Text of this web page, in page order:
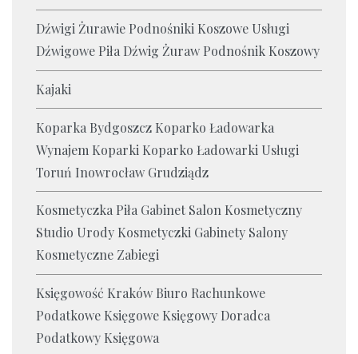
Dźwigi Żurawie Podnośniki Koszowe Usługi
Dźwigowe Piła Dźwig Żuraw Podnośnik Koszowy
Kajaki
Koparka Bydgoszcz Koparko Ładowarka
Wynajem Koparki Koparko Ładowarki Usługi
Toruń Inowrocław Grudziądz
Kosmetyczka Piła Gabinet Salon Kosmetyczny
Studio Urody Kosmetyczki Gabinety Salony
Kosmetyczne Zabiegi
Księgowość Kraków Biuro Rachunkowe
Podatkowe Księgowe Księgowy Doradca
Podatkowy Księgowa